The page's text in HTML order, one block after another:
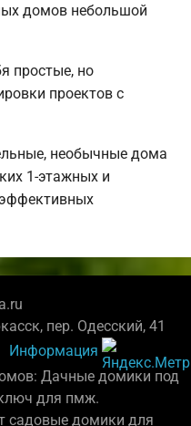
домов небольшой
простые, но
проектов с
необычные дома
1-этажных и
пер. Одесский, 41
Информация
Дачные домики под
для пмж.
садовые домики для